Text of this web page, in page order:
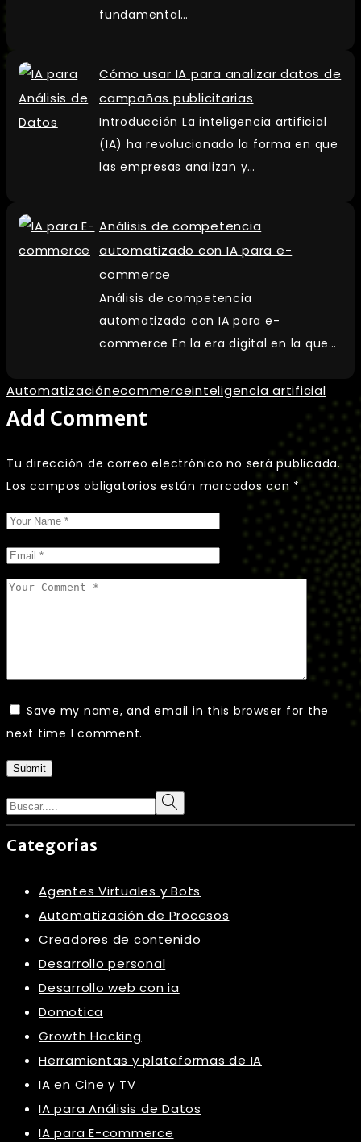
fundamental…
Cómo usar IA para analizar datos de
campañas publicitarias
Introducción La inteligencia artificial
(IA) ha revolucionado la forma en que
las empresas analizan y…
Análisis de competencia
automatizado con IA para e-
commerce
Análisis de competencia
automatizado con IA para e-
commerce En la era digital en la que…
Automatizaciónecommerceinteligencia artificial
Add Comment
Tu dirección de correo electrónico no será publicada.
Los campos obligatorios están marcados con *
Save my name, and email in this browser for the
next time I comment.
Submit
Search
Categorias
Agentes Virtuales y Bots
Automatización de Procesos
Creadores de contenido
Desarrollo personal
Desarrollo web con ia
Domotica
Growth Hacking
Herramientas y plataformas de IA
IA en Cine y TV
IA para Análisis de Datos
IA para E-commerce